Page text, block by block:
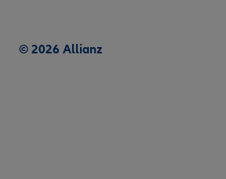
© 2026 Allianz